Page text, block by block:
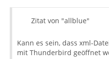
Zitat von "allblue"
Kann es sein, dass xml-
mit Thunderbird geöffnet